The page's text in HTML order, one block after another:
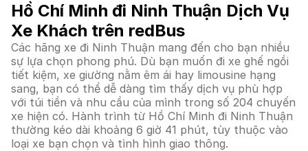
Hồ Chí Minh đi Ninh Thuận Dịch Vụ
Xe Khách trên redBus
Các hãng xe đi Ninh Thuận mang đến cho bạn nhiều
sự lựa chọn phong phú. Dù bạn muốn đi xe ghế ngồi
tiết kiệm, xe giường nằm êm ái hay limousine hạng
sang, bạn có thể dễ dàng tìm thấy dịch vụ phù hợp
với túi tiền và nhu cầu của mình trong số 204 chuyến
xe hiện có. Hành trình từ Hồ Chí Minh đi Ninh Thuận
thường kéo dài khoảng 6 giờ 41 phút, tùy thuộc vào
loại xe bạn chọn và tình hình giao thông.